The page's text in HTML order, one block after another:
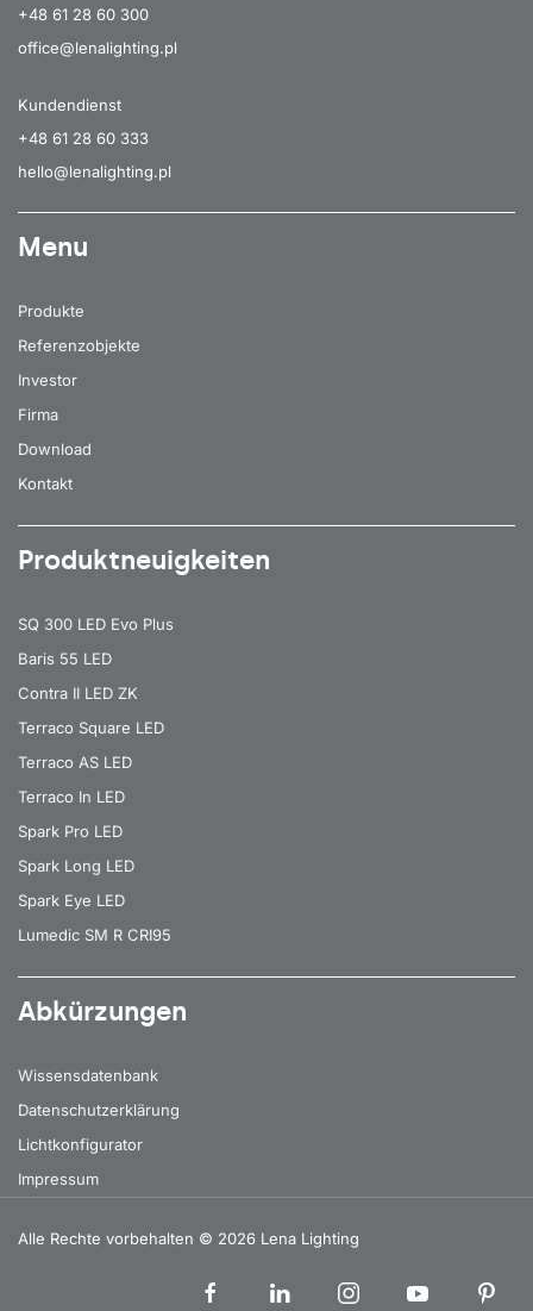
+48 61 28 60 300
office@lenalighting.pl
Kundendienst
+48 61 28 60 333
hello@lenalighting.pl
Menu
Produkte
Referenzobjekte
Investor
Firma
Download
Kontakt
Produktneuigkeiten
SQ 300 LED Evo Plus
Baris 55 LED
Contra II LED ZK
Terraco Square LED
Terraco AS LED
Terraco In LED
Spark Pro LED
Spark Long LED
Spark Eye LED
Lumedic SM R CRI95
Abkürzungen
Wissensdatenbank
Datenschutzerklärung
Lichtkonfigurator
Impressum
Alle Rechte vorbehalten © 2026 Lena Lighting